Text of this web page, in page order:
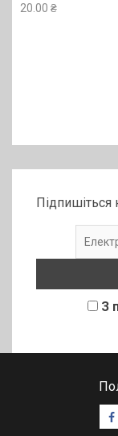
20.00 ₴
Підпишіться
З